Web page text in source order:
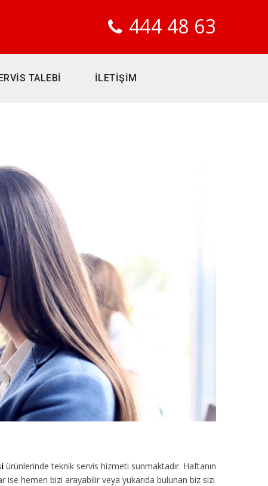
444 48 63
TALEBİ İLETİŞİM
ürünlerinde teknik servis hizmeti sunmaktadır. Haftanın
ise hemen bizi arayabilir veya yukarıda bulunan biz sizi